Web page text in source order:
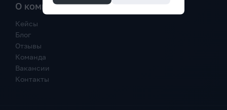
О компании
Кейсы
Блог
Отзывы
Команда
Вакансии
Контакты